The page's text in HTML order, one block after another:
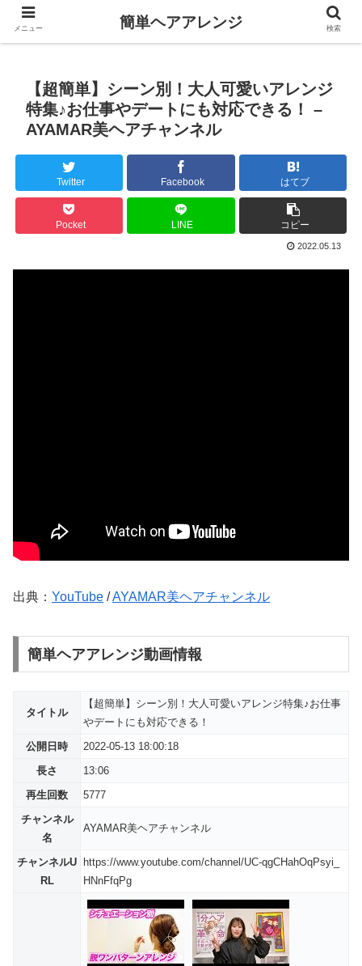
【超簡単】シーン別！大人可愛いアレンジ
特集♪お仕事やデートにも対応できる！ –
AYAMAR美ヘアチャンネル
Twitter Facebook はてブ
Pocket LINE コピー
2022.05.13
出典： YouTube /AYAMAR美ヘアチャンネル
簡単ヘアアレンジ動画情報
タイトル
【超簡単】シーン別！大人可愛いアレンジ特集♪お仕事
やデートにも対応できる！
公開日時
2022-05-13 18:00:18
長さ
13:06
再生回数
5777
チャンネル
名
AYAMAR美ヘアチャンネル
チャンネルU
RL
https://www.youtube.com/channel/UC-qgCHahOqPsyi_
HNnFfqPg
メニュー 簡単ヘアアレンジ 検索